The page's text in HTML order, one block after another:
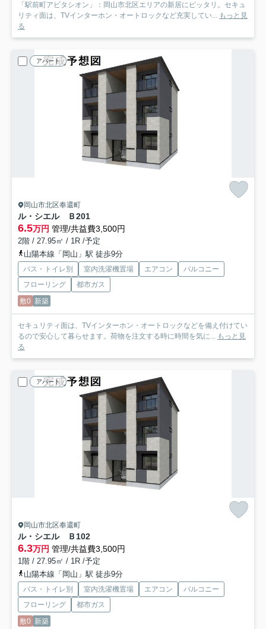
「駅前町アビタシオン」：岡山市北区エリアの新居にピッタリ。セキュ
リティ面は、TVインターホン・オートロックなど充実してい... もっと見
る
アパート
岡山市北区奉還町
ル・シエル Ｂ201
6.5万円 管理/共益費3,500円
2階 / 27.95㎡ / 1R /予定
山陽本線「岡山」駅 徒歩9分
バス・トイレ別 室内洗濯機置場 エアコン
バルコニー
フローリング
都市ガス
敷0 新築
セキュリティ面は、TVインターホン・オートロックなどを備え付けてい
るので安心して暮らせます。荷物を注文する時に時間を気に...
もっと見
る
アパート
岡山市北区奉還町
ル・シエル Ｂ 102
6.3万円 管理/共益費3,500円
1階 / 27.95㎡ / 1R /予定
山陽本線「岡山」駅 徒歩9分
バス・トイレ別 室内洗濯機置場 エアコン
バルコニー
フローリング
都市ガス
敷0 新築